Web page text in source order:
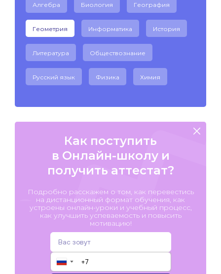
Алгебра Биология География
Геометрия Информатика История
Литература Обществознание
Русский язык Физика Химия
Как поступить
в Онлайн-школу и
получить аттестат?
Подробно расскажем о том, как перевестись
на дистанционный формат обучения, как
устроены онлайн-уроки и учебный процесс,
как улучшить успеваемость и повысить
мотивацию!
▼